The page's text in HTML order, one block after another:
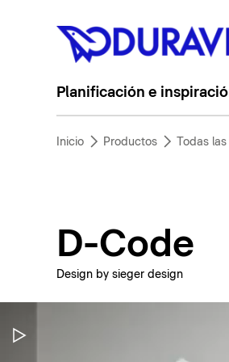
Planificación e
Inicio Productos Todas
D-Code
Design by sieger design
Pausar vídeo